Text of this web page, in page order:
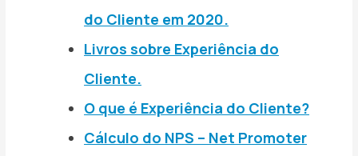
do Cliente em 2020.
Livros sobre Experiência do
Cliente.
O que é Experiência do Cliente?
Cálculo do NPS – Net Promoter